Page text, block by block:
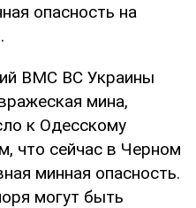
опасность на
ВМС ВС Украины
мина,
к Одесскому
что сейчас в Черном
минная опасность.
могут быть